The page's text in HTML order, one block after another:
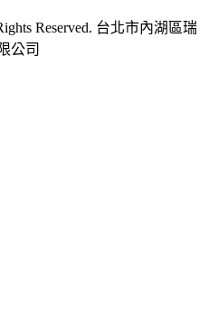
Reserved. 台北市內湖區瑞
公司